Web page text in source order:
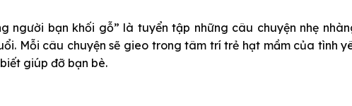
người bạn khối gỗ” là tuyển tập những câu chuyện nhẹ
Mỗi câu chuyện sẽ gieo trong tâm trí trẻ hạt mầm của tình
giúp đỡ bạn bè.